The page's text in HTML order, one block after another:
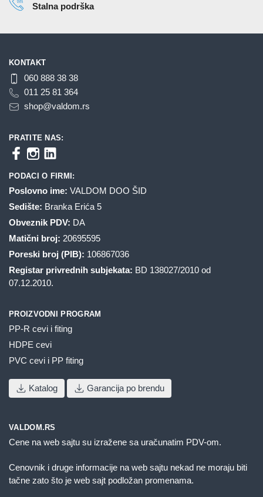
Stalna podrška
KONTAKT
060 888 38 38
011 25 81 364
shop@valdom.rs
PRATITE NAS:
PODACI O FIRMI:
Poslovno ime: VALDOM DOO ŠID
Sedište: Branka Erića 5
Obveznik PDV: DA
Matični broj: 20695595
Poreski broj (PIB): 106867036
Registar privrednih subjekata: BD 138027/2010 od
07.12.2010.
PROIZVODNI PROGRAM
PP-R cevi i fiting
HDPE cevi
PVC cevi i PP fiting
Katalog Garancija po brendu
VALDOM.RS
Cene na web sajtu su izražene sa uračunatim PDV-om.
Cenovnik i druge informacije na web sajtu nekad ne moraju biti
tačne zato što je web sajt podložan promenama.